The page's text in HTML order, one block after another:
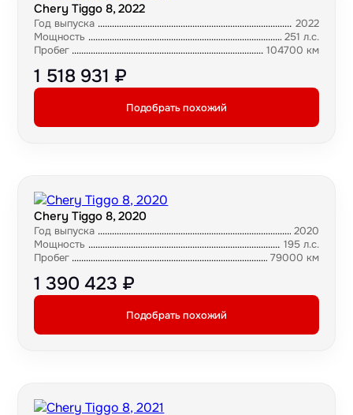
Chery Tiggo 8, 2022
Год выпуска
2022
Мощность
251 л.с.
Пробег
104700 км
1 518 931 ₽
Подобрать похожий
Chery Tiggo 8, 2020
Год выпуска
2020
Мощность
195 л.с.
Пробег
79000 км
1 390 423 ₽
Подобрать похожий